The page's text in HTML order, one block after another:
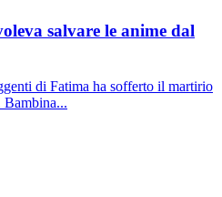
salvare le anime dal
di Fatima ha sofferto il martirio
Bambina...